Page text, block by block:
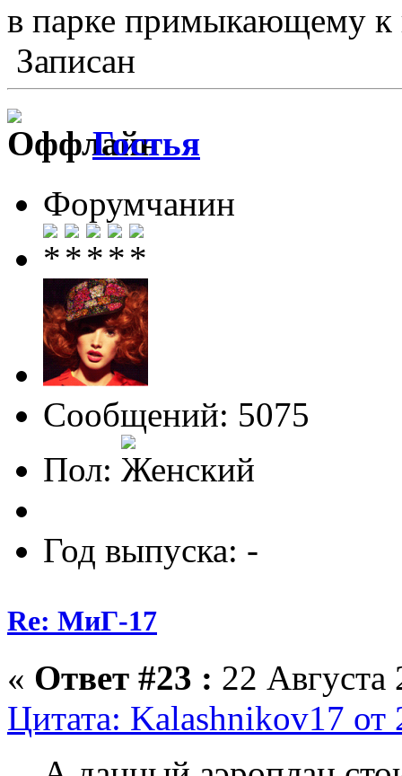
в парке примыкающему
Записан
Гостья
Форумчанин
Сообщений: 5075
Пол:
Год выпуска: -
Re: МиГ-17
« Ответ #23 : 22 Августа
Цитата: Kalashnikov17 от